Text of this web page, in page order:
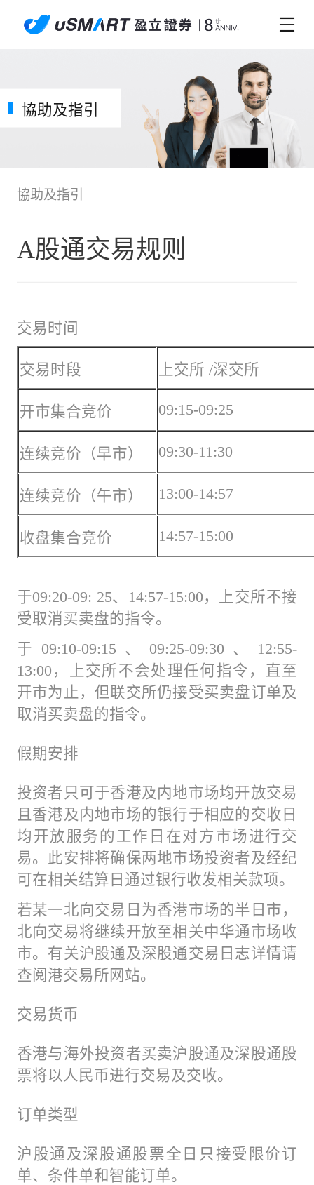
協助及指引
協助及指引
A股通交易规则
交易时间
交易时段 上交所 /深交所
开市集合竞价 09:15-09:25
连续竞价（早市） 09:30-11:30
连续竞价（午市） 13:00-14:57
收盘集合竞价 14:57-15:00
于09:20-09: 25、14:57-15:00，上交所不接
受取消买卖盘的指令。
于09:10-09:15、09:25-09:30、12:55-
13:00，上交所不会处理任何指令，直至
开市为止，但联交所仍接受买卖盘订单及
取消买卖盘的指令。
假期安排
投资者只可于香港及内地市场均开放交易
且香港及内地市场的银行于相应的交收日
均开放服务的工作日在对方市场进行交
易。此安排将确保两地市场投资者及经纪
可在相关结算日通过银行收发相关款项。
若某一北向交易日为香港市场的半日市，
北向交易将继续开放至相关中华通市场收
市。有关沪股通及深股通交易日志详情请
查阅港交易所网站。
交易货币
香港与海外投资者买卖沪股通及深股通股
票将以人民币进行交易及交收。
订单类型
沪股通及深股通股票全日只接受限价订
单、条件单和智能订单。